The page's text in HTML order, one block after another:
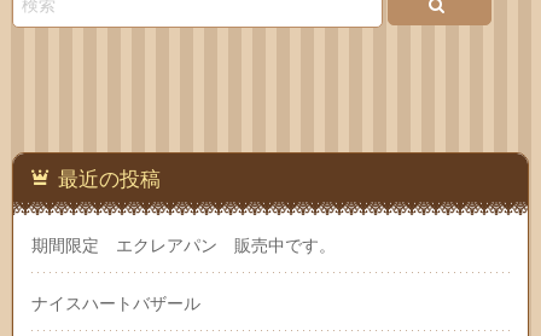
最近の投稿
期間限定 エクレアパン 販売中です。
ナイスハートバザール